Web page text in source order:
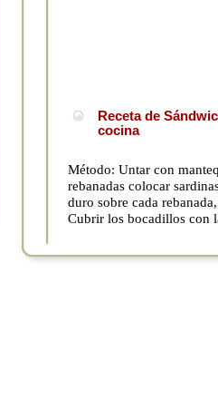
Receta de
cocina
Método: Untar con
rebanadas colocar
duro sobre cada
Cubrir los bocadillos con